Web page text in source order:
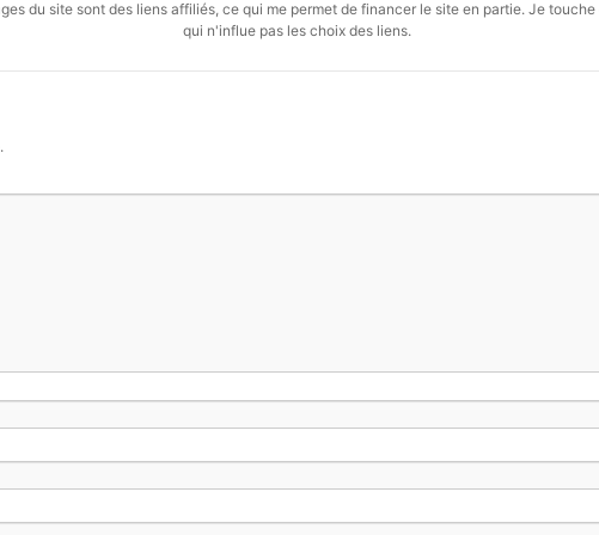
du site sont des liens affiliés, ce qui me permet de financer le site en partie. Je
qui n'influe pas les choix des liens.